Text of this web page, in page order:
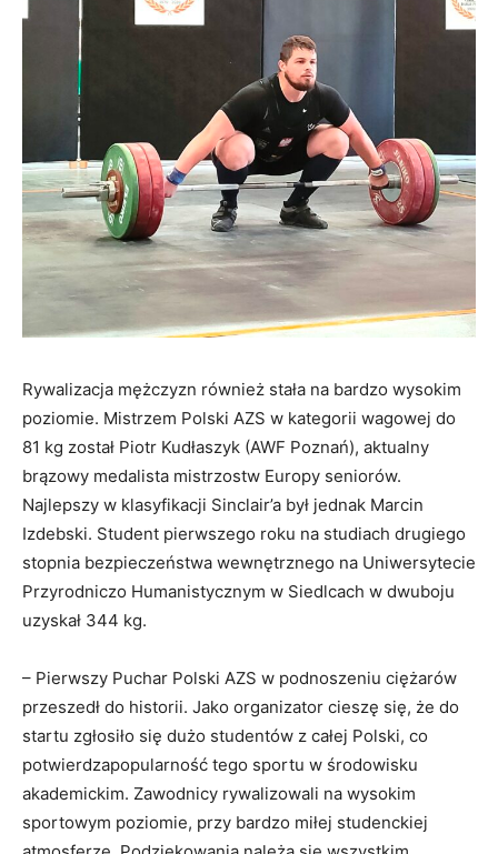
Rywalizacja mężczyzn również stała na bardzo wysokim
poziomie. Mistrzem Polski AZS w kategorii wagowej do
81 kg został Piotr Kudłaszyk (AWF Poznań), aktualny
brązowy medalista mistrzostw Europy seniorów.
Najlepszy w klasyfikacji Sinclair’a był jednak Marcin
Izdebski. Student pierwszego roku na studiach drugiego
stopnia bezpieczeństwa wewnętrznego na Uniwersytecie
Przyrodniczo Humanistycznym w Siedlcach w dwuboju
uzyskał 344 kg.
– Pierwszy Puchar Polski AZS w podnoszeniu ciężarów
przeszedł do historii. Jako organizator cieszę się, że do
startu zgłosiło się dużo studentów z całej Polski, co
potwierdzapopularność tego sportu w środowisku
akademickim. Zawodnicy rywalizowali na wysokim
sportowym poziomie, przy bardzo miłej studenckiej